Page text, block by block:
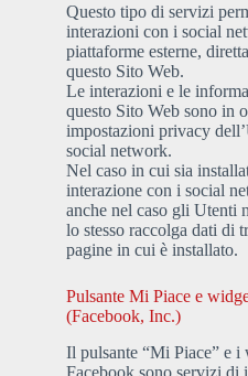
Questo tipo di servizi
interazioni con i social
piattaforme esterne,
questo Sito Web.
Le interazioni e le
questo Sito Web sono in
impostazioni privacy
social network.
Nel caso in cui sia
interazione con i social
anche nel caso gli Utenti
lo stesso raccolga dati di
pagine in cui è installato.
Pulsante Mi Piace e
(Facebook, Inc.)
Il pulsante “Mi Piace” e i
Facebook sono servizi di